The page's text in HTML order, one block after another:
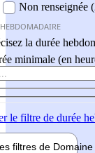
Non renseignée
la durée
minimale (en
le filtre de durée
filtres de